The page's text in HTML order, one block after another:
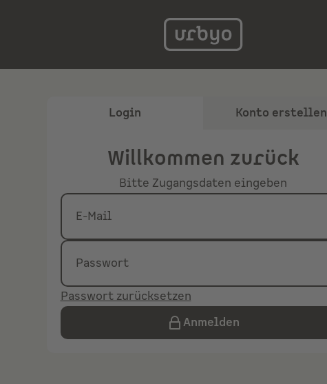
Login Konto erstellen
Willkommen zurück
Bitte Zugangsdaten eingeben
E-Mail
Passwort
Passwort zurücksetzen
Anmelden